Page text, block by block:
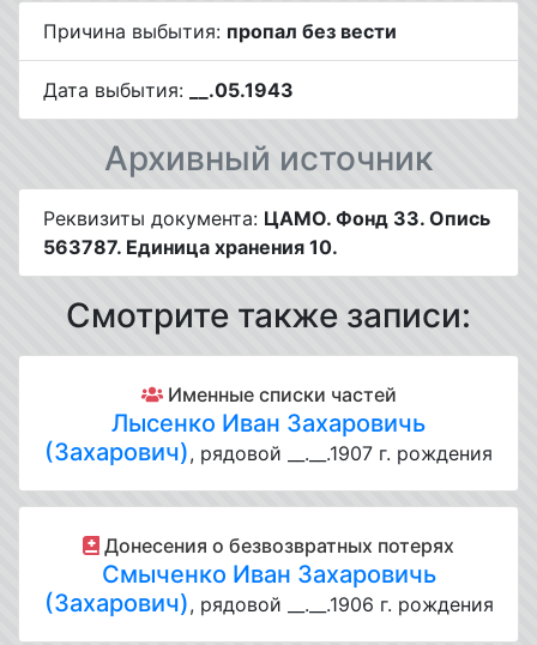
Причина выбытия: пропал без вести
Дата выбытия: __.05.1943
Архивный источник
Реквизиты документа: ЦАМО. Фонд 33. Опись
563787. Единица хранения 10.
Смотрите также записи:
Именные списки частей
Лысенко Иван Захаровичь
(Захарович), рядовой __.__.1907 г. рождения
Донесения о безвозвратных потерях
Смыченко Иван Захаровичь
(Захарович), рядовой __.__.1906 г. рождения